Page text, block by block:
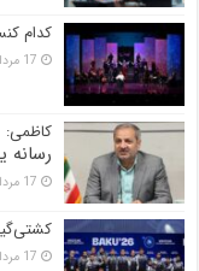
کدام
17 مرداد 1405
کاظمی:
17 مرداد 1405
17 مرداد 1405